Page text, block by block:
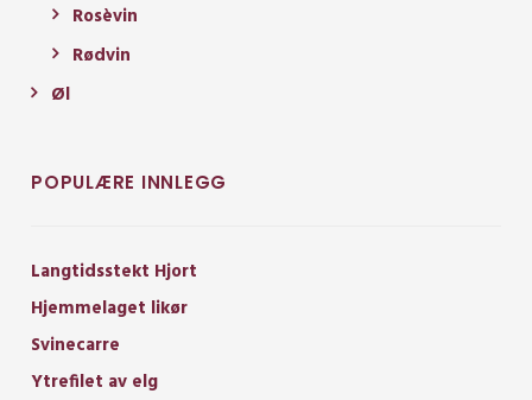
Rosèvin
Rødvin
Øl
POPULÆRE INNLEGG
Langtidsstekt Hjort
Hjemmelaget likør
Svinecarre
Ytrefilet av elg